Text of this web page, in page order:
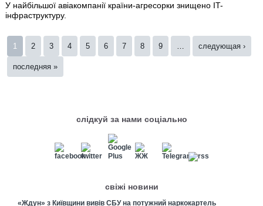
У найбільшої авіакомпанії країни-агресорки знищено IT-
інфраструктуру.
Страницы
1 2 3 4 5 6 7 8 9 … следующая ›
последняя »
слідкуй за нами соціально
свіжі новини
«Ждун» з Київщини вивів СБУ на потужний наркокартель